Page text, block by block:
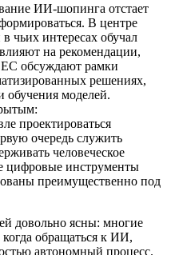
ИИ‑шопинга отстает
В центре
чьих интересах обучал
на рекомендации,
ЕС обсуждают рамки
решениях,
моделей.
проектироваться
очередь служить
человеческое
цифровые инструменты
преимущественно под
довольно ясны: многие
обращаться к ИИ,
автономный процесс.